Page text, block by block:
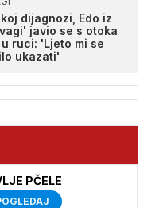
dijagnozi, Edo iz
javio se s otoka
ruci: 'Ljeto mi se
ukazati'
PČELE